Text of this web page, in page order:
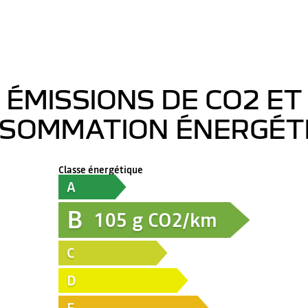
ÉMISSIONS DE CO2 ET
Classe énergétique
A
B 105 g CO2/km
C
D